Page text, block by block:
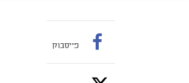
פייסבוק